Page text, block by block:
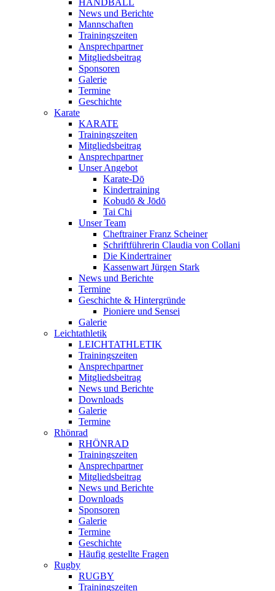
HANDBALL
News und Berichte
Mannschaften
Trainingszeiten
Ansprechpartner
Mitgliedsbeitrag
Sponsoren
Galerie
Termine
Geschichte
Karate
KARATE
Trainingszeiten
Mitgliedsbeitrag
Ansprechpartner
Unser Angebot
Karate-Dō
Kindertraining
Kobudō & Jōdō
Tai Chi
Unser Team
Cheftrainer Franz Scheiner
Schriftführerin Claudia von Collani
Die Kindertrainer
Kassenwart Jürgen Stark
News und Berichte
Termine
Geschichte & Hintergründe
Pioniere und Sensei
Galerie
Leichtathletik
LEICHTATHLETIK
Trainingszeiten
Ansprechpartner
Mitgliedsbeitrag
News und Berichte
Downloads
Galerie
Termine
Rhönrad
RHÖNRAD
Trainingszeiten
Ansprechpartner
Mitgliedsbeitrag
News und Berichte
Downloads
Sponsoren
Galerie
Termine
Geschichte
Häufig gestellte Fragen
Rugby
RUGBY
Trainingszeiten